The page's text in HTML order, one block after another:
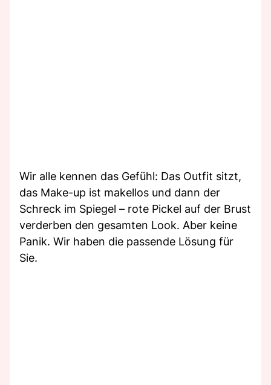
Wir alle kennen das Gefühl: Das Outfit sitzt,
das Make-up ist makellos und dann der
Schreck im Spiegel – rote Pickel auf der Brust
verderben den gesamten Look. Aber keine
Panik. Wir haben die passende Lösung für
Sie.